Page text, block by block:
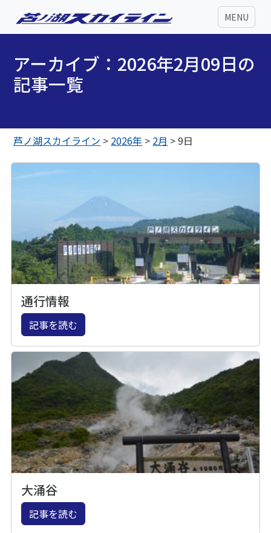
MENU
アーカイブ：2026年2月09日の
記事一覧
芦ノ湖スカイライン > 2026年 > 2月 >9日
通行情報
記事を読む
大涌谷
記事を読む